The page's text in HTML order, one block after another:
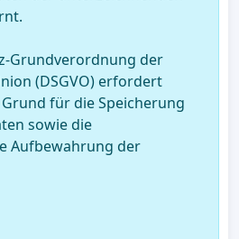
Grundverordnung der
(DSGVO) erfordert
für die Speicherung
sowie die
Aufbewahrung der